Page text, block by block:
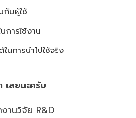
กับผู้ใช้
การใช้งาน
ในการนำไปใช้จริง
ลยนะครับ
านวิจัย R&D